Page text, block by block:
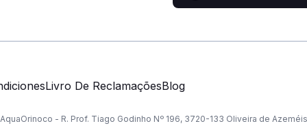
Livro De ReclamaçõesBlog
AquaOrinoco - R. Prof. Tiago Godinho Nº 196, 3720-133 Oliveira de Azeméis